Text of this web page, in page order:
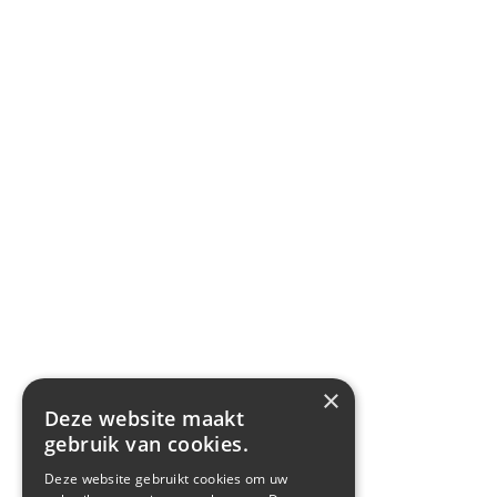
×
Deze website maakt
gebruik van cookies.
Deze website gebruikt cookies om uw